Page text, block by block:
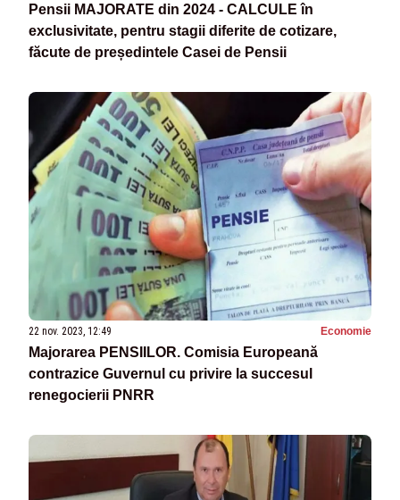
Pensii MAJORATE din 2024 - CALCULE în
exclusivitate, pentru stagii diferite de cotizare,
făcute de președintele Casei de Pensii
22 nov. 2023, 12:49 Economie
Majorarea PENSIILOR. Comisia Europeană
contrazice Guvernul cu privire la succesul
renegocierii PNRR